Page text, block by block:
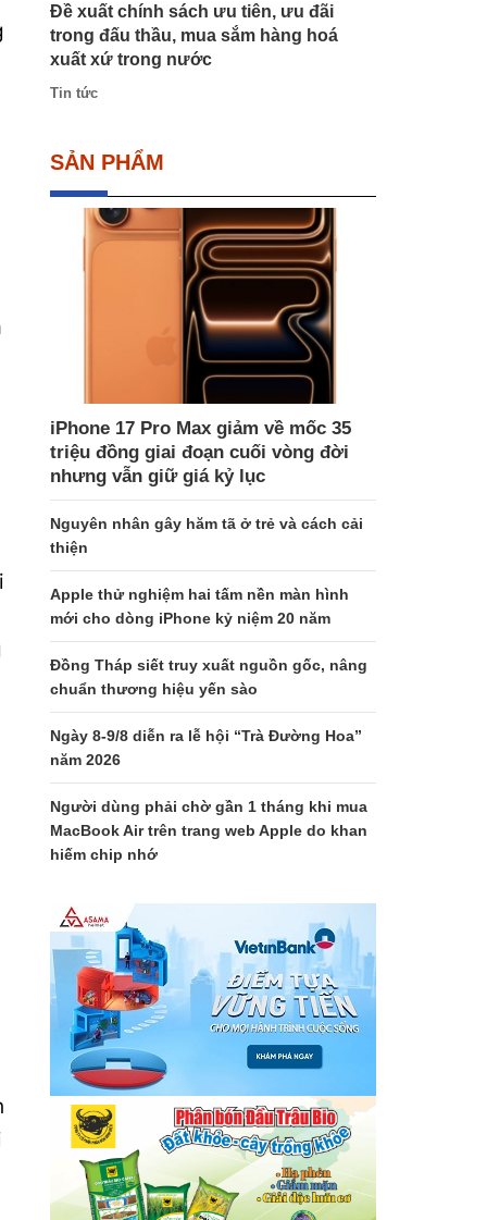
Đề xuất chính sách ưu tiên, ưu đãi
trong đấu thầu, mua sắm hàng hoá
xuất xứ trong nước
Tin tức
SẢN PHẨM
iPhone 17 Pro Max giảm về mốc 35
triệu đồng giai đoạn cuối vòng đời
nhưng vẫn giữ giá kỷ lục
Nguyên nhân gây hăm tã ở trẻ và cách cải
thiện
Apple thử nghiệm hai tấm nền màn hình
mới cho dòng iPhone kỷ niệm 20 năm
Đồng Tháp siết truy xuất nguồn gốc, nâng
chuẩn thương hiệu yến sào
Ngày 8-9/8 diễn ra lễ hội “Trà Đường Hoa”
năm 2026
Người dùng phải chờ gần 1 tháng khi mua
MacBook Air trên trang web Apple do khan
hiếm chip nhớ